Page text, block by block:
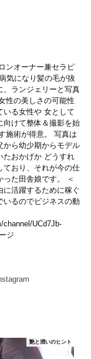
ンオーナー兼セラピ
気になり髪の毛が抜
、ランジェリーと写真
性の美しさの可能性
いる女性や 女として
向けて整体＆撮影を始
施術が得意。 写真は
から幼少期からモデル
たおかげか どうすれ
ており、それが今の仕
た田舎娘です。 ＜
に活躍するために稼ぐ
いるのでビジネスの動
channel/UCd7Jb-
ジ
艶と潤いのヒント